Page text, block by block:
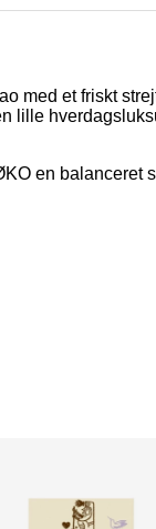
med et friskt
lille
en